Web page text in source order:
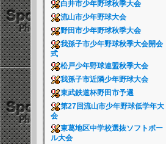
白井市少年野球秋季大会
流山市少年野球大会
野田市少年野球秋季大会
我孫子市少年野球秋季大会開会
式
松戸少年野球連盟秋季大会
我孫子市近隣少年野球大会
東武鉄道杯野田市予選
第27回流山市少年野球低学年大
会
東葛地区中学校選抜ソフトボー
ル大会